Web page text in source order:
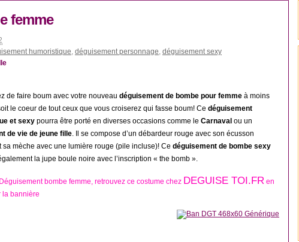
femme
humoristique, déguisement personnage, déguisement sexy
de faire boum avec votre nouveau déguisement de bombe pour femme à moins
le coeur de tout ceux que vous croiserez qui fasse boum! Ce déguisement
et sexy pourra être porté en diverses occasions comme le Carnaval ou un
de vie de jeune fille. Il se compose d’un débardeur rouge avec son écusson
sa mèche avec une lumière rouge (pile incluse)! Ce déguisement de bombe sexy
la jupe boule noire avec l’inscription « the bomb ».
bombe femme, retrouvez ce costume chez DEGUISE TOI.FR en
la bannière